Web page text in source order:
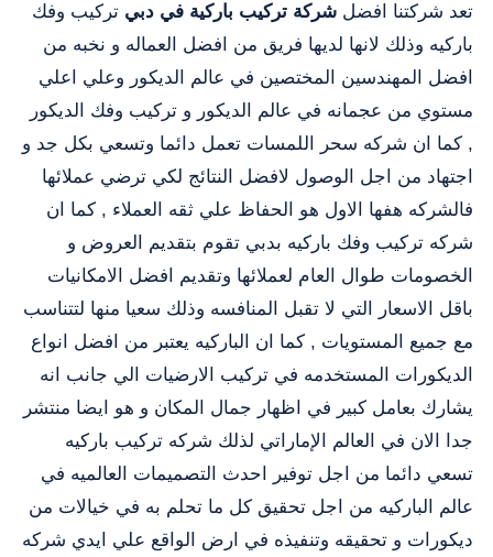
تعد شركتنا افضل شركة تركيب باركية في دبي تركيب وفك
باركيه وذلك لانها لديها فريق من افضل العماله و نخبه من
افضل المهندسين المختصين في عالم الديكور وعلي اعلي
مستوي من عجمانه في عالم الديكور و تركيب وفك الديكور
, كما ان شركه سحر اللمسات تعمل دائما وتسعي بكل جد و
اجتهاد من اجل الوصول لافضل النتائج لكي ترضي عملائها
فالشركه هفها الاول هو الحفاظ علي ثقه العملاء , كما ان
شركه تركيب وفك باركيه بدبي تقوم بتقديم العروض و
الخصومات طوال العام لعملائها وتقديم افضل الامكانيات
باقل الاسعار التي لا تقبل المنافسه وذلك سعيا منها لتتناسب
مع جميع المستويات , كما ان الباركيه يعتبر من افضل انواع
الديكورات المستخدمه في تركيب الارضيات الي جانب انه
يشارك بعامل كبير في اظهار جمال المكان و هو ايضا منتشر
جدا الان في العالم الإماراتي لذلك شركه تركيب باركيه
تسعي دائما من اجل توفير احدث التصميمات العالميه في
عالم الباركيه من اجل تحقيق كل ما تحلم به في خيالات من
ديكورات و تحقيقه وتنفيذه في ارض الواقع علي ايدي شركه